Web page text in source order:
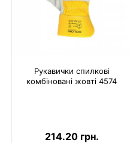
Рукавички спилкові
комбіновані жовті 4574
214.20 грн.